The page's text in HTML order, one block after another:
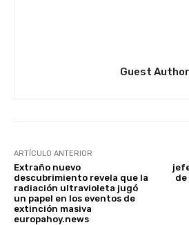
Guest Author
ARTÍCULO ANTERIOR
Extraño nuevo
descubrimiento revela que la
radiación ultravioleta jugó
un papel en los eventos de
extinción masiva
europahoy.news
de